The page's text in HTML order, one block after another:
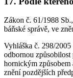
Zákon č. 61/1988
báňské správě, ve
Vyhláška č. 298/
odbornou
hornickým způsobem
znění pozdějších